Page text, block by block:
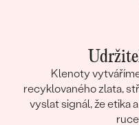
Klenoty
recyklovaného zlata,
vyslat signál, že etika